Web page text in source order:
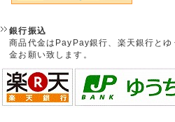
銀行振込
商品代金はPayPay銀行、楽天銀行とゆ
金お願い致します。